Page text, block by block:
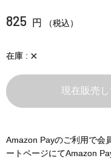
825 円 （税込）
在庫 ×
現在販売
Amazon Payのご利用で会
ートページにてAmazon